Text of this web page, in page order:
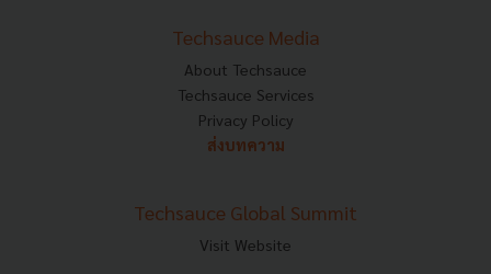
Techsauce Media
About Techsauce
Techsauce Services
Privacy Policy
ส่งบทความ
Techsauce Global Summit
Visit Website